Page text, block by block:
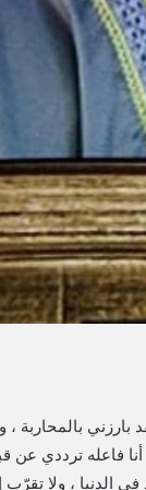
بالمحاربة
فاعله ترددي عن
الدنيا ، ولا